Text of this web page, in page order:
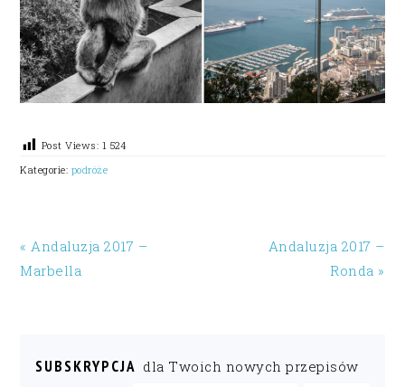
Post Views: 1 524
Kategorie: podróże
« Andaluzja 2017 –
Marbella
Andaluzja 2017 –
Ronda »
SUBSKRYPCJA dla Twoich nowych przepisów